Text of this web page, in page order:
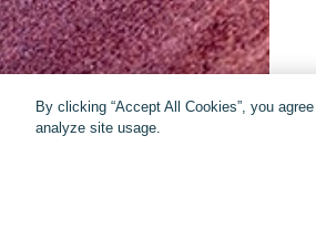
By clicking “Accept All Cookies”, you
analyze site usage.